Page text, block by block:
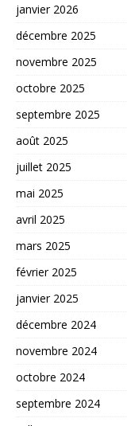
janvier 2026
décembre 2025
novembre 2025
octobre 2025
septembre 2025
août 2025
juillet 2025
mai 2025
avril 2025
mars 2025
février 2025
janvier 2025
décembre 2024
novembre 2024
octobre 2024
septembre 2024